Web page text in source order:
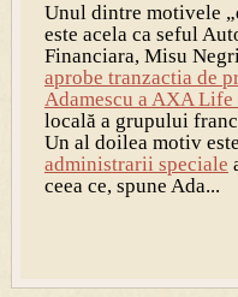
Unul dintre motivele
este acela ca seful
Financiara, Misu
aprobe tranzactia de
Adamescu a AXA Life
locală a grupului
Un al doilea motiv este
administrarii speciale
ceea ce, spune Ada...